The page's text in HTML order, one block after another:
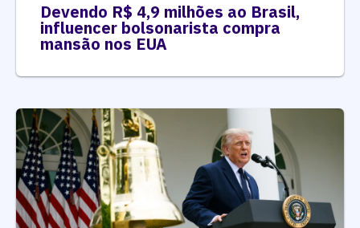
Devendo R$ 4,9 milhões ao Brasil,
influencer bolsonarista compra
mansão nos EUA